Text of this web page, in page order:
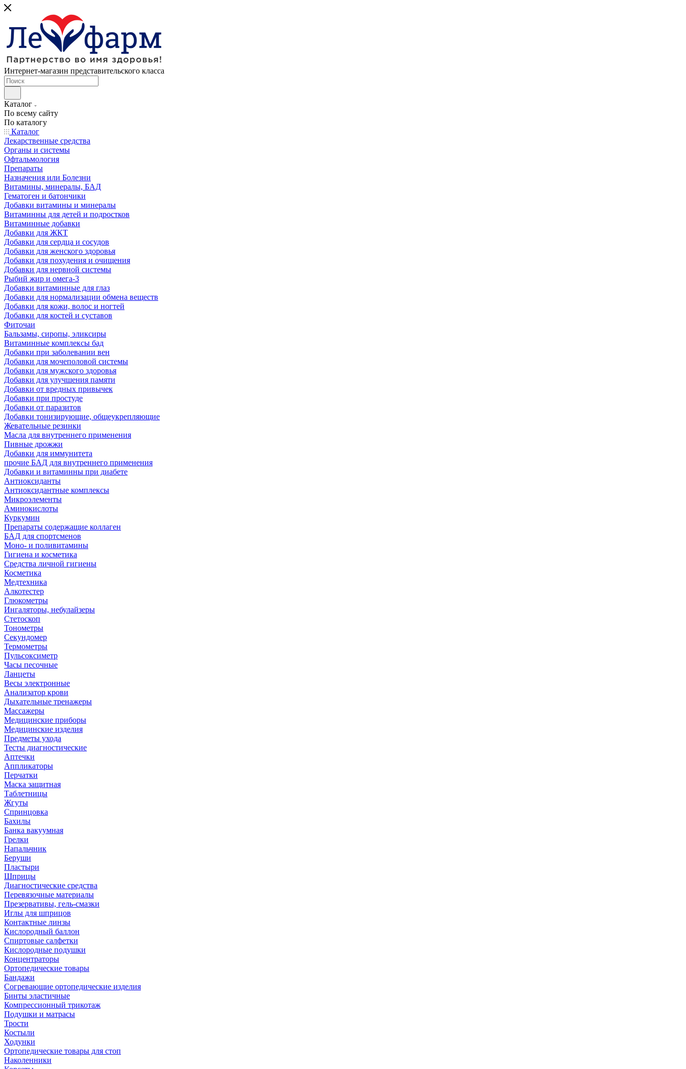
Интернет-магазин представительского класса
Каталог
По всему сайту
По каталогу
Каталог
Лекарственные средства
Органы и системы
Офтальмология
Препараты
Назначения или Болезни
Витамины, минералы, БАД
Гематоген и батончики
Добавки витамины и минералы
Витаминны для детей и подростков
Витаминные добавки
Добавки для ЖКТ
Добавки для сердца и сосудов
Добавки для женского здоровья
Добавки для похудения и очищения
Добавки для нервной системы
Рыбий жир и омега-3
Добавки витаминные для глаз
Добавки для нормализации обмена веществ
Добавки для кожи, волос и ногтей
Добавки для костей и суставов
Фиточаи
Бальзамы, сиропы, эликсиры
Витаминные комплексы бад
Добавки при заболевании вен
Добавки для мочеполовой системы
Добавки для мужского здоровья
Добавки для улучшения памяти
Добавки от вредных привычек
Добавки при простуде
Добавки от паразитов
Добавки тонизирующие, общеукрепляющие
Жевательные резинки
Масла для внутреннего применения
Пивные дрожжи
Добавки для иммунитета
прочие БАД для внутреннего применения
Добавки и витаминны при диабете
Антиоксиданты
Антиоксидантные комплексы
Микроэлементы
Аминокислоты
Куркумин
Препараты содержащие коллаген
БАД для спортсменов
Моно- и поливитамины
Гигиена и косметика
Средства личной гигиены
Косметика
Медтехника
Алкотестер
Глюкометры
Ингаляторы, небулайзеры
Стетоскоп
Тонометры
Секундомер
Термометры
Пульсоксиметр
Часы песочные
Ланцеты
Весы электронные
Анализатор крови
Дыхательные тренажеры
Массажеры
Медицинские приборы
Медицинские изделия
Предметы ухода
Тесты диагностические
Аптечки
Аппликаторы
Перчатки
Маска защитная
Таблетницы
Жгуты
Спринцовка
Бахилы
Банка вакуумная
Грелки
Напальчник
Беруши
Пластыри
Шприцы
Диагностические средства
Перевязочные материалы
Презервативы, гель-смазки
Иглы для шприцов
Контактные линзы
Кислородный баллон
Спиртовые салфетки
Кислородные подушки
Концентраторы
Ортопедические товары
Бандажи
Согревающие ортопедические изделия
Бинты эластичные
Компрессионный трикотаж
Подушки и матрасы
Трости
Костыли
Ходунки
Ортопедические товары для стоп
Наколенники